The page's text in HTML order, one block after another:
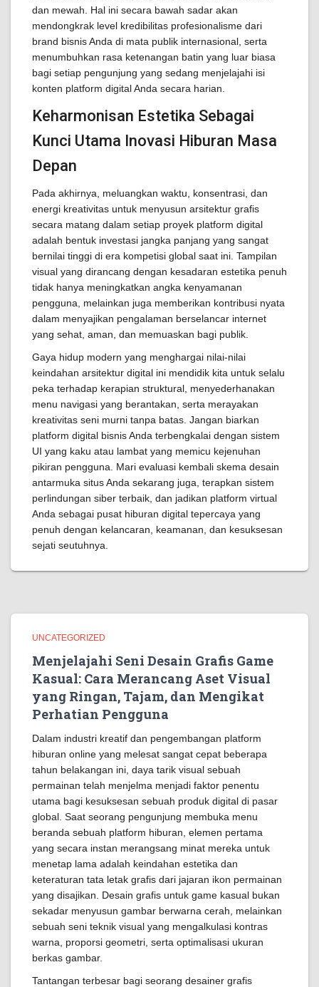
dan mewah. Hal ini secara bawah sadar akan
mendongkrak level kredibilitas profesionalisme dari
brand bisnis Anda di mata publik internasional, serta
menumbuhkan rasa ketenangan batin yang luar biasa
bagi setiap pengunjung yang sedang menjelajahi isi
konten platform digital Anda secara harian.
Keharmonisan Estetika Sebagai
Kunci Utama Inovasi Hiburan Masa
Depan
Pada akhirnya, meluangkan waktu, konsentrasi, dan
energi kreativitas untuk menyusun arsitektur grafis
secara matang dalam setiap proyek platform digital
adalah bentuk investasi jangka panjang yang sangat
bernilai tinggi di era kompetisi global saat ini. Tampilan
visual yang dirancang dengan kesadaran estetika penuh
tidak hanya meningkatkan angka kenyamanan
pengguna, melainkan juga memberikan kontribusi nyata
dalam menyajikan pengalaman berselancar internet
yang sehat, aman, dan memuaskan bagi publik.
Gaya hidup modern yang menghargai nilai-nilai
keindahan arsitektur digital ini mendidik kita untuk selalu
peka terhadap kerapian struktural, menyederhanakan
menu navigasi yang berantakan, serta merayakan
kreativitas seni murni tanpa batas. Jangan biarkan
platform digital bisnis Anda terbengkalai dengan sistem
UI yang kaku atau lambat yang memicu kejenuhan
pikiran pengguna. Mari evaluasi kembali skema desain
antarmuka situs Anda sekarang juga, terapkan sistem
perlindungan siber terbaik, dan jadikan platform virtual
Anda sebagai pusat hiburan digital tepercaya yang
penuh dengan kelancaran, keamanan, dan kesuksesan
sejati seutuhnya.
UNCATEGORIZED
Menjelajahi Seni Desain Grafis Game
Kasual: Cara Merancang Aset Visual
yang Ringan, Tajam, dan Mengikat
Perhatian Pengguna
Dalam industri kreatif dan pengembangan platform
hiburan online yang melesat sangat cepat beberapa
tahun belakangan ini, daya tarik visual sebuah
permainan telah menjelma menjadi faktor penentu
utama bagi kesuksesan sebuah produk digital di pasar
global. Saat seorang pengunjung membuka menu
beranda sebuah platform hiburan, elemen pertama
yang secara instan merangsang minat mereka untuk
menetap lama adalah keindahan estetika dan
keteraturan tata letak grafis dari jajaran ikon permainan
yang disajikan. Desain grafis untuk game kasual bukan
sekadar menyusun gambar berwarna cerah, melainkan
sebuah seni teknik visual yang mengalkulasi kontras
warna, proporsi geometri, serta optimalisasi ukuran
berkas gambar.
Tantangan terbesar bagi seorang desainer grafis